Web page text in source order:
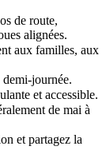
de route,
alignées.
aux familles, aux
journée.
et accessible.
de mai à
et partagez la